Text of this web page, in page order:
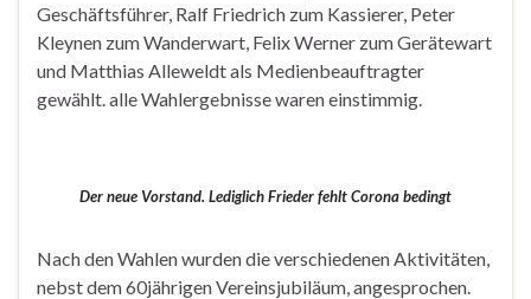
Geschäftsführer, Ralf Friedrich zum Kassierer, Peter
Kleynen zum Wanderwart, Felix Werner zum Gerätewart
und Matthias Alleweldt als Medienbeauftragter
gewählt. alle Wahlergebnisse waren einstimmig.
Der neue Vorstand. Lediglich Frieder fehlt Corona bedingt
Nach den Wahlen wurden die verschiedenen Aktivitäten,
nebst dem 60jährigen Vereinsjubiläum, angesprochen.